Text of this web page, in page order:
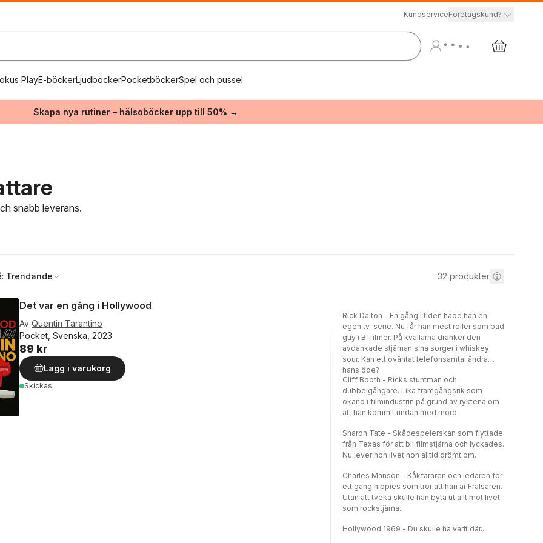
KundserviceFöretagskund?
PlayE-böckerLjudböckerPocketböckerSpel och pussel
Skapa nya rutiner – hälsoböcker upp till 50% →
snabb leverans.
Trendande 32 produkter
Det var en gång i Hollywood
Av Quentin Tarantino
Pocket, Svenska, 2023
89 kr
Lägg i varukorg
Skickas
Rick Dalton - En gång i tiden hade han en
egen tv-serie. Nu får han mest roller som bad
guy i B-filmer. På kvällarna dränker den
avdankade stjärnan sina sorger i whiskey
sour. Kan ett oväntat telefonsamtal ändra
hans öde?
Cliff Booth - Ricks stuntman och
dubbelgångare. Lika framgångsrik som
ökänd i filmindustrin på grund av ryktena om
att han kommit undan med mord.
Sharon Tate - Skådespelerskan som flyttade
från Texas för att bli filmstjärna och lyckades.
Nu lever hon livet hon alltid drömt om.
Charles Manson - Kåkfararen och ledaren för
ett gäng hippies som tror att han är Frälsaren.
Utan att tveka skulle han byta ut allt mot livet
som rockstjärna.
Hollywood 1969 - Du skulle ha varit där...